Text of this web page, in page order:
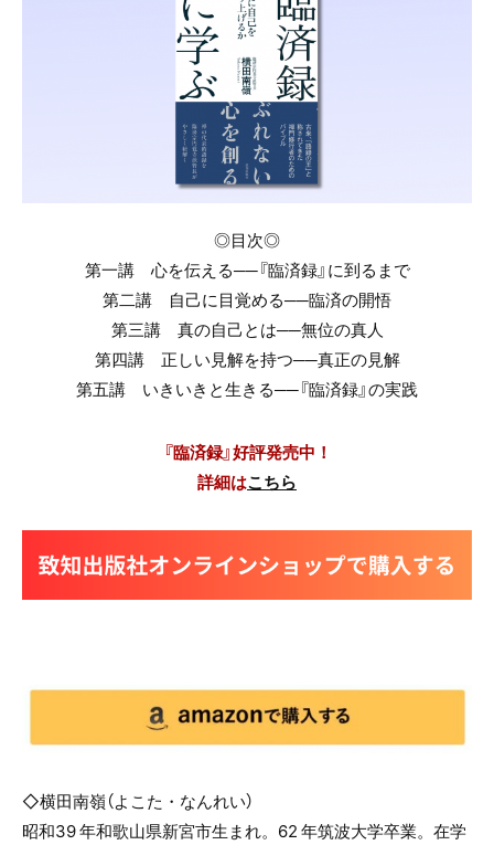
◎目次◎
第一講 心を伝える──『臨済録』に到るまで
第二講 自己に目覚める──臨済の開悟
第三講 真の自己とは──無位の真人
第四講 正しい見解を持つ──真正の見解
第五講 いきいきと生きる──『臨済録』の実践
『臨済録』好評発売中！
詳細はこちら
◇横田南嶺（よこた・なんれい）
昭和39 年和歌山県新宮市生まれ。62 年筑波大学卒業。在学